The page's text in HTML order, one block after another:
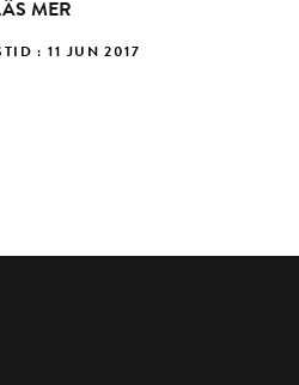
MER
: 11 JUN 2017